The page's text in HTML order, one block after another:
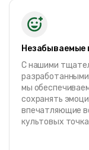
Незабываемые
С нашими
мы
сохранять
впечатляющие
культовых